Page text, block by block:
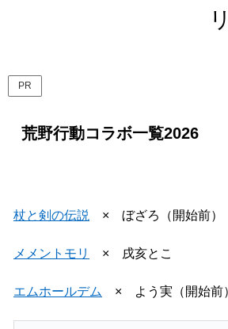
PR
荒野行動コラボ一覧2026
杖と剣の伝説 × ぼざろ（開始前）
メメントモリ × 戌亥とこ
エムホールデム × よう実（開始前